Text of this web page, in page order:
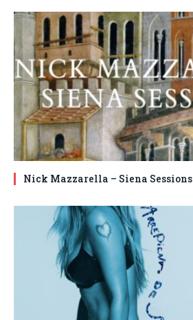
Nick Mazzarella – Siena Sessions